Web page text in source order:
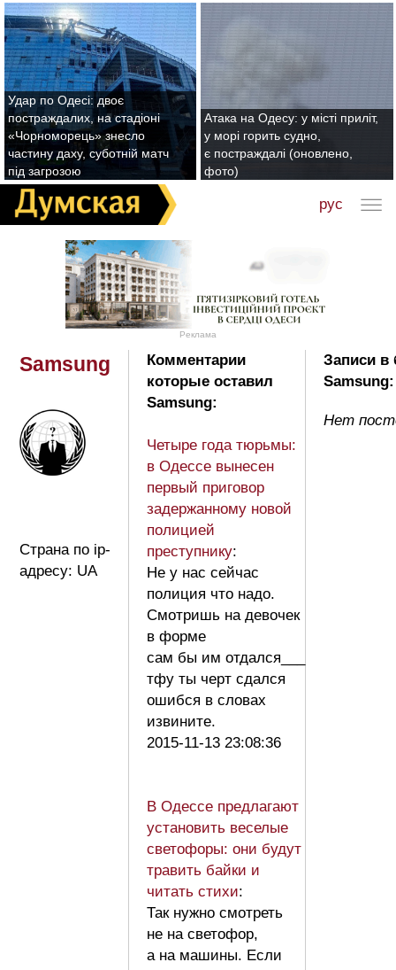
Удар по Одесі: двоє
постраждалих, на стадіоні
«Чорноморець» знесло
частину даху, суботній матч
під загрозою
Атака на Одесу: у місті приліт,
у морі горить судно,
є постраждалі (оновлено,
фото)
рус
Реклама
Samsung
Страна по ip-
адресу: UA
Комментарии
которые оставил
Samsung:
Четыре года тюрьмы:
в Одессе вынесен
первый приговор
задержанному новой
полицией
преступнику:
Не у нас сейчас
полиция что надо.
Смотришь на девочек
в форме
сам бы им отдался___
тфу ты черт сдался
ошибся в словах
извините.
2015-11-13 23:08:36
В Одессе предлагают
установить веселые
светофоры: они будут
травить байки и
читать стихи:
Так нужно смотреть
не на светофор,
а на машины. Если
Записи в
Samsung:
Нет